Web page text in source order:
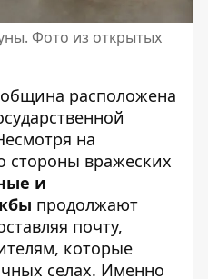
Фото из открытых
расположена
на
стороны вражеских
и
продолжают
почту,
которые
селах. Именно